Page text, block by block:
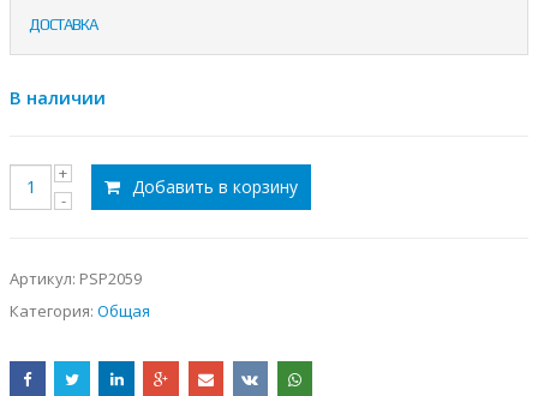
ДОСТАВКА
В наличии
Добавить в корзину
Артикул: PSP2059
Категория: Общая